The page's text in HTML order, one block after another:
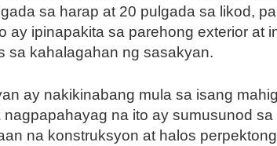
sa harap at 20 pulgada sa likod,
ipinapakita sa parehong exterior at
sa kahalagahan ng sasakyan.
ay nakikinabang mula sa isang
nagpapahayag na ito ay sumusunod
na konstruksyon at halos